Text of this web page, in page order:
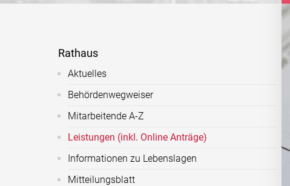
Rathaus
Aktuelles
Behördenwegweiser
Mitarbeitende A-Z
Leistungen (inkl. Online Anträge)
Informationen zu Lebenslagen
Mitteilungsblatt